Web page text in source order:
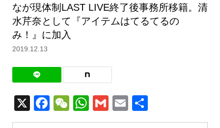
なが現体制LAST LIVE終了後事務所移籍。清
水芹奈として『アイテムはてるてるの
み！』に加入
2019.12.13
X Facebook
WeChat
WhatsApp
GmailEmail
有